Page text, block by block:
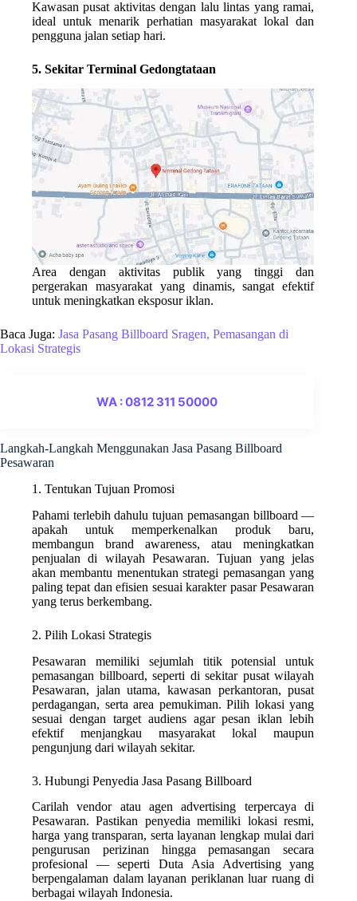
Kawasan pusat aktivitas dengan lalu lintas yang ramai,
ideal untuk menarik perhatian masyarakat lokal dan
pengguna jalan setiap hari.
5. Sekitar Terminal Gedongtataan
Area dengan aktivitas publik yang tinggi dan
pergerakan masyarakat yang dinamis, sangat efektif
untuk meningkatkan eksposur iklan.
Baca Juga: Jasa Pasang Billboard Sragen, Pemasangan di
Lokasi Strategis
WA : 0812 311 50000
Langkah-Langkah Menggunakan Jasa Pasang Billboard
Pesawaran
1. Tentukan Tujuan Promosi
Pahami terlebih dahulu tujuan pemasangan billboard —
apakah untuk memperkenalkan produk baru,
membangun brand awareness, atau meningkatkan
penjualan di wilayah Pesawaran. Tujuan yang jelas
akan membantu menentukan strategi pemasangan yang
paling tepat dan efisien sesuai karakter pasar Pesawaran
yang terus berkembang.
2. Pilih Lokasi Strategis
Pesawaran memiliki sejumlah titik potensial untuk
pemasangan billboard, seperti di sekitar pusat wilayah
Pesawaran, jalan utama, kawasan perkantoran, pusat
perdagangan, serta area pemukiman. Pilih lokasi yang
sesuai dengan target audiens agar pesan iklan lebih
efektif menjangkau masyarakat lokal maupun
pengunjung dari wilayah sekitar.
3. Hubungi Penyedia Jasa Pasang Billboard
Carilah vendor atau agen advertising terpercaya di
Pesawaran. Pastikan penyedia memiliki lokasi resmi,
harga yang transparan, serta layanan lengkap mulai dari
pengurusan perizinan hingga pemasangan secara
profesional — seperti Duta Asia Advertising yang
berpengalaman dalam layanan periklanan luar ruang di
berbagai wilayah Indonesia.